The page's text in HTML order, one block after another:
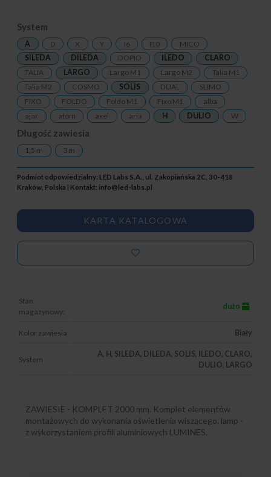
Stan
magazynowy:
dużo
Kolor zawiesia Biały
System
A, H, SILEDA, DILEDA, SOLIS, ILEDO, CLARO,
DULIO, LARGO
ZAWIESIE - KOMPLET 2000 mm. Komplet elementów
montażowych do wykonania oświetlenia wiszącego, lamp -
z wykorzystaniem profili aluminiowych LUMINES.
KARTA KATALOGOWA
System
A D X Y I6 I10
MICO
SILEDA
DILEDA DOPIO ILEDO
CLARO
TALIA
LARGO Largo M1 Largo M2
Talia M1
Talia M2
COSMO SOLIS DUAL
SLIMO
FIXO
FOLDO Foldo M1 Fixo M1
alba
ajar
atom axel aria H DULIO W
Długość zawiesia
1,5 m 3 m
Podmiot odpowiedzialny: LED Labs S.A., ul. Zakopiańska 2C, 30-418
Kraków, Polska | Kontakt: info@led-labs.pl